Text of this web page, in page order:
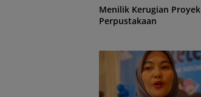
Menilik Kerugian Proyek
Perpustakaan